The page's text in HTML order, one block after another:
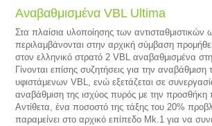
Αναβαθμισμένα VBL Ultima
Στα πλαίσια υλοποίησης των
περιλαμβάνονται στην αρχική σύμβαση
στον ελληνικό στρατό 2 VBL αναβαθμισμένα
Γίνονται επίσης συζητήσεις για την
υφιστάμενων VBL, ενώ εξετάζεται σε
αναβάθμιση της ισχύος πυρός με την
Αντίθετα, ένα ποσοστό της τάξης του 20%
παραμείνει στο αρχικό επίπεδο Mk.1 για να